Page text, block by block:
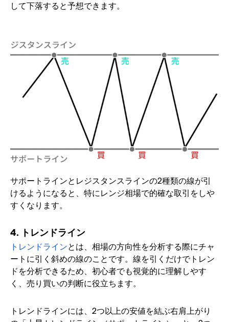
して下落すると予想できます。
サポートラインとレジスタンスラインの2種類の線が引
けるようになると、特にレンジ相場で的確な取引をしや
すくなります。
4. トレンドライン
トレンドラインとは、相場の方向性を分析する際にチャ
ートに引く斜めの線のことです。線を引くだけでトレン
ドを分析できるため、初心者でも視覚的に理解しやす
く、売り買いの判断に役立ちます。
トレンドラインには、2つ以上の安値を結ぶ右肩上がり